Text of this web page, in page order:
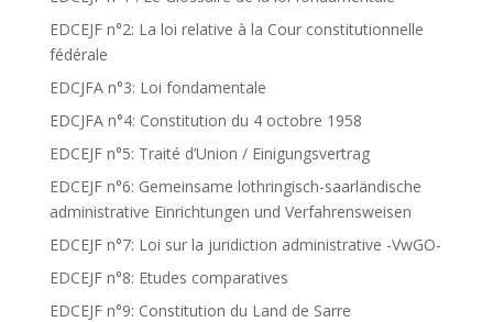
EDCEJF n°2: La loi relative à la Cour constitutionnelle
fédérale
EDCJFA n°3: Loi fondamentale
EDCJFA n°4: Constitution du 4 octobre 1958
EDCEJF n°5: Traité d’Union / Einigungsvertrag
EDCEJF n°6: Gemeinsame lothringisch-saarländische
administrative Einrichtungen und Verfahrensweisen
EDCEJF n°7: Loi sur la juridiction administrative -VwGO-
EDCEJF n°8: Etudes comparatives
EDCEJF n°9: Constitution du Land de Sarre